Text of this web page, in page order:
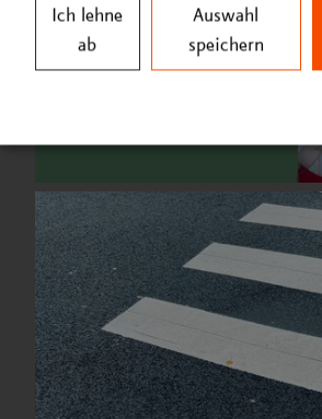
Ich lehne
ab
Auswahl
speichern